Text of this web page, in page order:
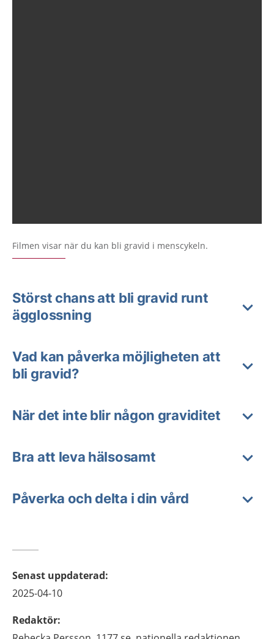
Filmen visar när du kan bli gravid i menscykeln.
Störst chans att bli gravid runt
ägglossning
Vad kan påverka möjligheten att
bli gravid?
När det inte blir någon graviditet
Bra att leva hälsosamt
Påverka och delta i din vård
Senast uppdaterad:
2025-04-10
Redaktör: